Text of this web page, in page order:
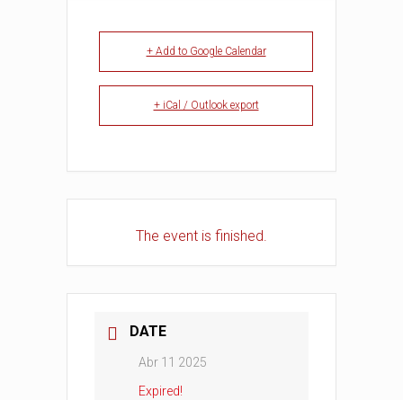
+ Add to Google Calendar
+ iCal / Outlook export
The event is finished.
DATE
Abr 11 2025
Expired!